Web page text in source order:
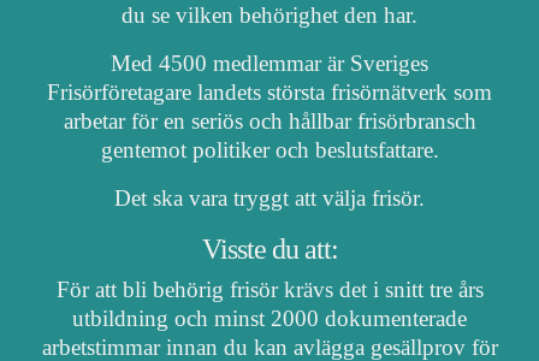
du se vilken behörighet den har.
Med 4500 medlemmar är Sveriges
Frisörföretagare landets största frisörnätverk som
arbetar för en seriös och hållbar frisörbransch
gentemot politiker och beslutsfattare.
Det ska vara tryggt att välja frisör.
Visste du att:
För att bli behörig frisör krävs det i snitt tre års
utbildning och minst 2000 dokumenterade
arbetstimmar innan du kan avlägga gesällprov för